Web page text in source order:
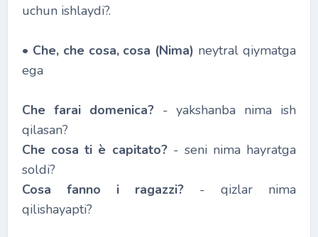
uchun ishlaydi?.
• Che, che cosa, cosa (Nima) neytral qiymatga
ega
Che farai domenica? - yakshanba nima ish
qilasan?
Che cosa ti è capitato? - seni nima hayratga
soldi?
Cosa fanno i ragazzi?
- qizlar nima
qilishayapti?